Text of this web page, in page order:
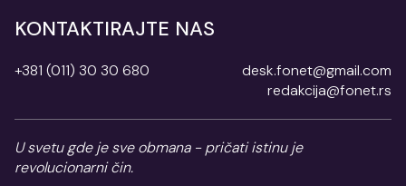
KONTAKTIRAJTE NAS
+381 (011) 30 30 680
desk.fonet@gmail.com
redakcija@fonet.rs
U svetu gde je sve obmana - pričati istinu je
revolucionarni čin.